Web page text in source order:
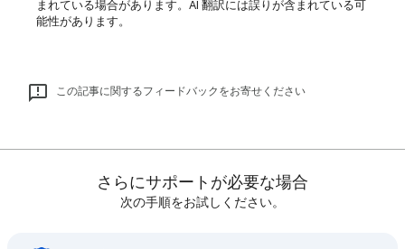
まれている場合があります。AI 翻訳には誤りが含まれている可
能性があります。
この記事に関するフィードバックをお寄せください
さらにサポートが必要な場合
次の手順をお試しください。